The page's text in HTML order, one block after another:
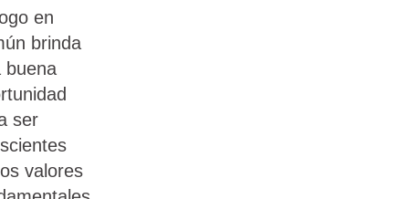
en
brinda
buena
ser
valores